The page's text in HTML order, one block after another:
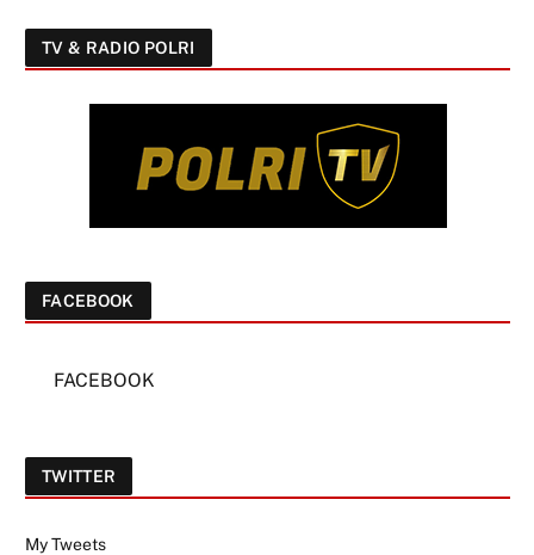
TV & RADIO POLRI
FACEBOOK
FACEBOOK
TWITTER
My Tweets